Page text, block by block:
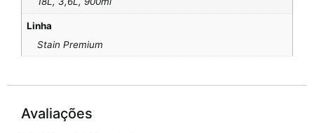
Linha
Stain Premium
Avaliações